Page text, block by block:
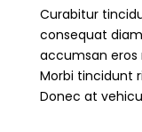
Curabitur
consequat
accumsan eros
Morbi tincidunt
Donec at